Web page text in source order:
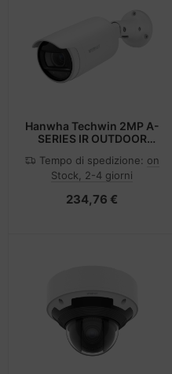
Hanwha Techwin 2MP A-
SERIES IR OUTDOOR
Tempo di spedizione: on
Stock, 2-4 giorni
234,76 €